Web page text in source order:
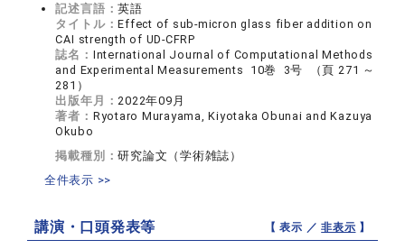
記述言語：英語
タイトル：Effect of sub-micron glass fiber addition on
CAI strength of UD-CFRP
誌名： International Journal of Computational Methods
and Experimental Measurements 10巻 3号 （頁 271 ～
281）
出版年月： 2022年09月
著者： Ryotaro Murayama, Kiyotaka Obunai and Kazuya
Okubo
掲載種別：研究論文（学術雑誌）
全件表示 >>
講演・口頭発表等 【 表示 ／非表示 】